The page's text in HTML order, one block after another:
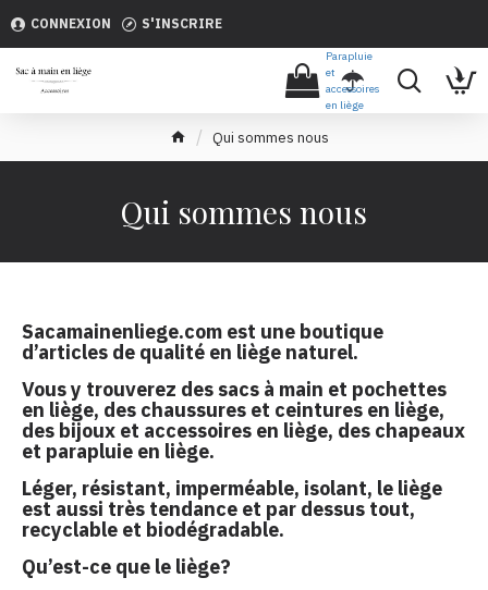
CONNEXION S'INSCRIRE
Parapluie
et
accessoires
en liège
Qui sommes nous
Qui sommes nous
Sacamainenliege.com est une boutique
d’articles de qualité en liège naturel.
Vous y trouverez des sacs à main et pochettes
en liège, des chaussures et ceintures en liège,
des bijoux et accessoires en liège, des chapeaux
et parapluie en liège.
Léger, résistant, imperméable, isolant, le liège
est aussi très tendance et par dessus tout,
recyclable et biodégradable.
Qu’est-ce que le liège?